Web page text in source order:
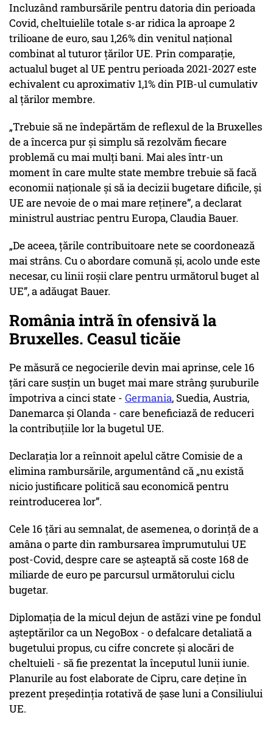
Incluzând rambursările pentru datoria din perioada
Covid, cheltuielile totale s-ar ridica la aproape 2
trilioane de euro, sau 1,26% din venitul național
combinat al tuturor țărilor UE. Prin comparație,
actualul buget al UE pentru perioada 2021-2027 este
echivalent cu aproximativ 1,1% din PIB-ul cumulativ
al țărilor membre.
„Trebuie să ne îndepărtăm de reflexul de la Bruxelles
de a încerca pur și simplu să rezolvăm fiecare
problemă cu mai mulți bani. Mai ales într-un
moment în care multe state membre trebuie să facă
economii naționale și să ia decizii bugetare dificile, și
UE are nevoie de o mai mare reținere”, a declarat
ministrul austriac pentru Europa, Claudia Bauer.
„De aceea, țările contribuitoare nete se coordonează
mai strâns. Cu o abordare comună și, acolo unde este
necesar, cu linii roșii clare pentru următorul buget al
UE”, a adăugat Bauer.
România intră în ofensivă la
Bruxelles. Ceasul ticăie
Pe măsură ce negocierile devin mai aprinse, cele 16
țări care susțin un buget mai mare strâng șuruburile
împotriva a cinci state - Germania, Suedia, Austria,
Danemarca și Olanda - care beneficiază de reduceri
la contribuțiile lor la bugetul UE.
Declarația lor a reînnoit apelul către Comisie de a
elimina rambursările, argumentând că „nu există
nicio justificare politică sau economică pentru
reintroducerea lor”.
Cele 16 țări au semnalat, de asemenea, o dorință de a
amâna o parte din rambursarea împrumutului UE
post-Covid, despre care se așteaptă să coste 168 de
miliarde de euro pe parcursul următorului ciclu
bugetar.
Diplomația de la micul dejun de astăzi vine pe fondul
așteptărilor ca un NegoBox - o defalcare detaliată a
bugetului propus, cu cifre concrete și alocări de
cheltuieli - să fie prezentat la începutul lunii iunie.
Planurile au fost elaborate de Cipru, care deține în
prezent președinția rotativă de șase luni a Consiliului
UE.